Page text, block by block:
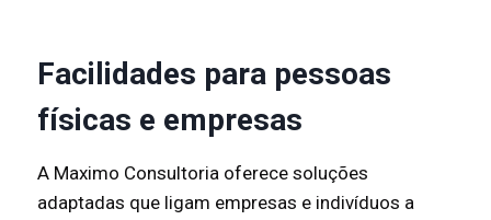
Facilidades para pessoas
físicas e empresas
A Maximo Consultoria oferece soluções
adaptadas que ligam empresas e indivíduos a